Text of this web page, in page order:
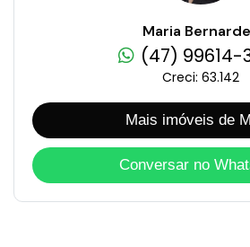
Maria
(47) 99614-
Creci: 63.142
Mais imóveis de
Conversar no